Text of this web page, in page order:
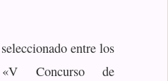
entre los
Concurso de